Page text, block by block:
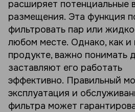
расширяет потенциальные
размещения. Эта функция
фильтровать пар или
любом месте. Однако, как
продукте, важно понимать
заставляют его работать
эффективно. Правильный
эксплуатация и
фильтра может